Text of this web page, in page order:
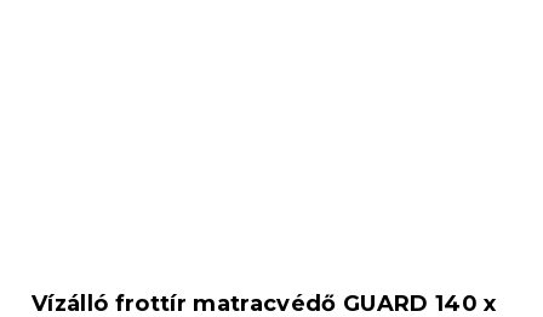
Vízálló frottír matracvédő GUARD 140 x